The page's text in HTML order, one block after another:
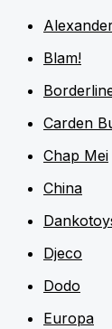
Blam!
Carden
Chap Mei
China
Djeco
Dodo
Europa